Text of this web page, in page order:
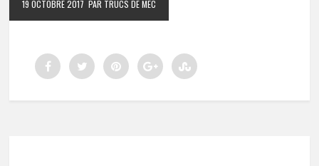
19 OCTOBRE 2017 PAR TRUCS DE MEC